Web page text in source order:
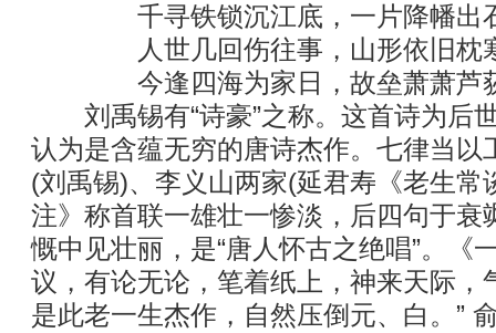
千寻铁锁沉江底，一片降幡出
人世几回伤往事，山形依旧枕
今逢四海为家日，故垒萧萧芦
刘禹锡有“诗豪”之称。这首诗为后
认为是含蕴无穷的唐诗杰作。七律当以
(刘禹锡)、李义山两家(延君寿《老生常
注》称首联一雄壮一惨淡，后四句于衰
慨中见壮丽，是“唐人怀古之绝唱”。《
议，有论无论，笔着纸上，神来天际，
是此老一生杰作，自然压倒元、白。”